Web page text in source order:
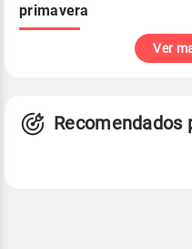
primavera
Ver
Recomendados